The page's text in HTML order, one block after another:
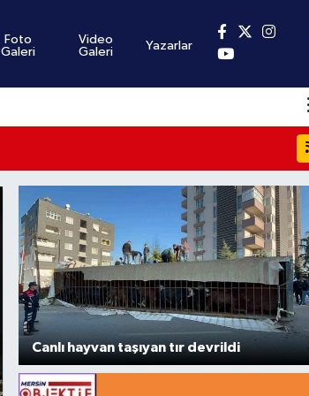
Foto
Galeri
Video
Galeri
Yazarlar
Canlı hayvan taşıyan tır devrildi